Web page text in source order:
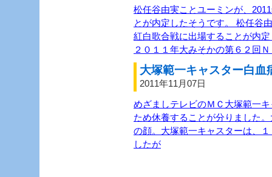
松任谷由実ことユーミンが、
とが内定したそうです。 松任谷
紅白歌合戦に出場することが内
２０１１年大みそかの第６２回
大塚範一キャスター白血
2011年11月07日
めざましテレビのＭＣ大塚範一
ため休養することが分りました
の顔。大塚範一キャスターは、
したが